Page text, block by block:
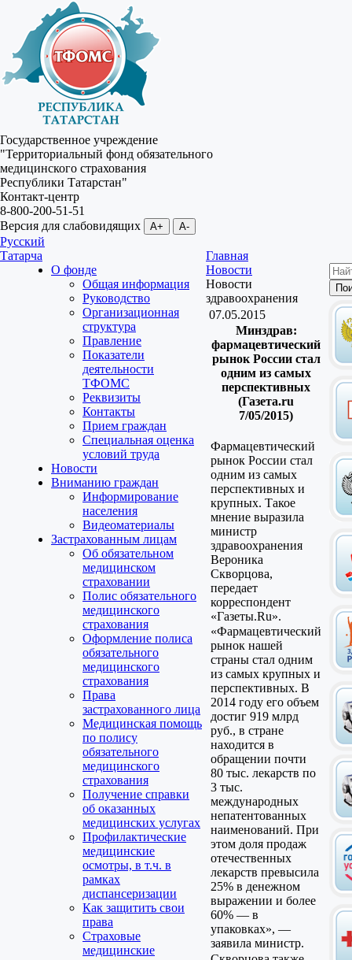
Государственное учреждение
"Территориальный фонд обязательного
медицинского страхования
Республики Татарстан"
Контакт-центр
8-800-200-51-51
Версия для слабовидящих
A+ A-
Русский
Татарча
О фонде
Общая информация
Руководство
Организационная
структура
Правление
Показатели
деятельности
ТФОМС
Реквизиты
Контакты
Прием граждан
Специальная оценка
условий труда
Новости
Вниманию граждан
Информирование
населения
Видеоматериалы
Застрахованным лицам
Об обязательном
медицинском
страховании
Полис обязательного
медицинского
страхования
Оформление полиса
обязательного
медицинского
страхования
Права
застрахованного лица
Медицинская помощь
по полису
обязательного
медицинского
страхования
Получение справки
об оказанных
медицинских услугах
Профилактические
медицинские
осмотры, в т.ч. в
рамках
диспансеризации
Как защитить свои
права
Страховые
медицинские
Главная
Новости
Новости
здравоохранения
07.05.2015
Минздрав:
фармацевтический
рынок России стал
одним из самых
перспективных
(Газета.ru
7/05/2015)
Фармацевтический
рынок России стал
одним из самых
перспективных и
крупных. Такое
мнение выразила
министр
здравоохранения
Вероника
Скворцова,
передает
корреспондент
«Газеты.Ru».
«Фармацевтический
рынок нашей
страны стал одним
из самых крупных и
перспективных. В
2014 году его объем
достиг 919 млрд
руб., в стране
находится в
обращении почти
80 тыс. лекарств по
3 тыс.
международных
непатентованных
наименований. При
этом доля продаж
отечественных
лекарств превысила
25% в денежном
выражении и более
60% — в
упаковках», —
заявила министр.